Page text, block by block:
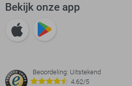
Bekijk onze app
Beoordeling: Uitstekend
4.62/5